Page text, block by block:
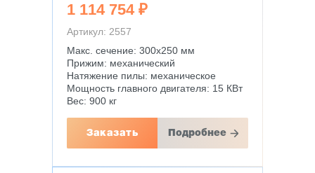
1 114 754 ₽
Артикул: 2557
Макс. сечение: 300х250 мм
Прижим: механический
Натяжение пилы: механическое
Мощность главного двигателя: 15 КВт
Вес: 900 кг
Заказать Подробнее